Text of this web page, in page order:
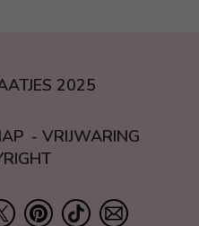
2025
VRIJWARING